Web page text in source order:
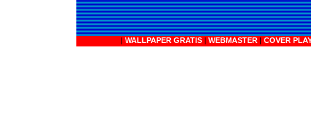
| WALLPAPER GRATIS | WEBMASTER | COVER